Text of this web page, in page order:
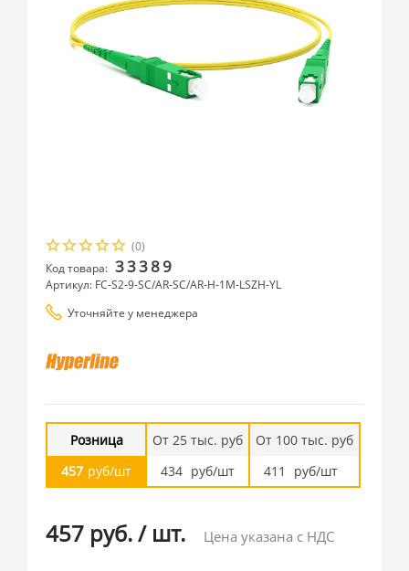
(0)
Код товара: 33389
Артикул: FC-S2-9-SC/AR-SC/AR-H-1M-LSZH-YL
Уточняйте у менеджера
Розница
457 руб/шт
От 25 тыс. руб
434 руб/шт
От 100 тыс. руб
411
руб/шт
457 руб./ шт. Цена указана с НДС